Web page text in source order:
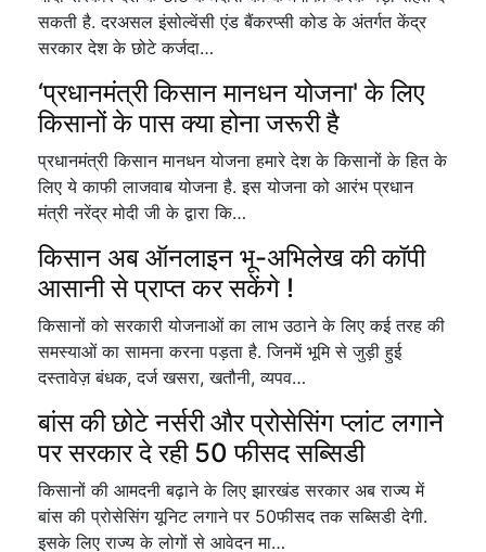
सकती है. दरअसल इंसोल्वेंसी एंड बैंकरप्सी कोड के अंतर्गत केंद्र
सरकार देश के छोटे कर्जदा…
‘प्रधानमंत्री किसान मानधन योजना' के लिए
किसानों के पास क्या होना जरूरी है
प्रधानमंत्री किसान मानधन योजना हमारे देश के किसानों के हित के
लिए ये काफी लाजवाब योजना है. इस योजना को आरंभ प्रधान
मंत्री नरेंद्र मोदी जी के द्वारा कि…
किसान अब ऑनलाइन भू-अभिलेख की कॉपी
आसानी से प्राप्त कर सकेंगे !
किसानों को सरकारी योजनाओं का लाभ उठाने के लिए कई तरह की
समस्याओं का सामना करना पड़ता है. जिनमें भूमि से जुड़ी हुई
दस्तावेज़ बंधक, दर्ज खसरा, खतौनी, व्यपव…
बांस की छोटे नर्सरी और प्रोसेसिंग प्लांट लगाने
पर सरकार दे रही 50 फीसद सब्सिडी
किसानों की आमदनी बढ़ाने के लिए झारखंड सरकार अब राज्य में
बांस की प्रोसेसिंग यूनिट लगाने पर 50फीसद तक सब्सिडी देगी.
इसके लिए राज्य के लोगों से आवेदन मा…